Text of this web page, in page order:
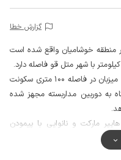
گزارش خطا
منطقه خوشامیان واقع شده است
محوطه ویلا دیوارکشی شده و محصور است و میزبان در فاصله 100 متری سکونت
به دوربین مداربسته مجهز شده
مارکت و نانوایی با پیمودن
اول در مکالمه خوب و پوشش شبکه